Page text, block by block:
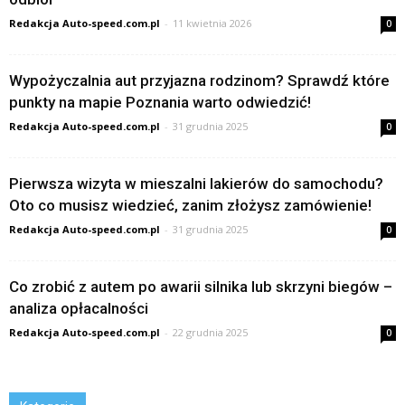
Redakcja Auto-speed.com.pl - 11 kwietnia 2026 0
Wypożyczalnia aut przyjazna rodzinom? Sprawdź które
punkty na mapie Poznania warto odwiedzić!
Redakcja Auto-speed.com.pl - 31 grudnia 2025 0
Pierwsza wizyta w mieszalni lakierów do samochodu?
Oto co musisz wiedzieć, zanim złożysz zamówienie!
Redakcja Auto-speed.com.pl - 31 grudnia 2025 0
Co zrobić z autem po awarii silnika lub skrzyni biegów –
analiza opłacalności
Redakcja Auto-speed.com.pl - 22 grudnia 2025 0